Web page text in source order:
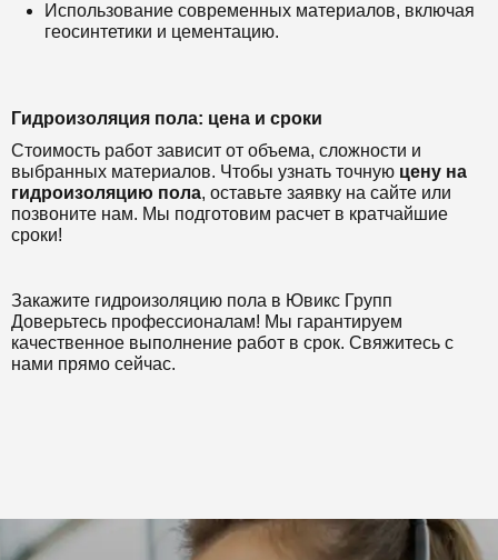
Использование современных материалов, включая
геосинтетики и цементацию.
Гидроизоляция пола: цена и сроки
Стоимость работ зависит от объема, сложности и
выбранных материалов. Чтобы узнать точную цену на
гидроизоляцию пола, оставьте заявку на сайте или
позвоните нам. Мы подготовим расчет в кратчайшие
сроки!
Закажите гидроизоляцию пола в Ювикс Групп
Доверьтесь профессионалам! Мы гарантируем
качественное выполнение работ в срок. Свяжитесь с
нами прямо сейчас.